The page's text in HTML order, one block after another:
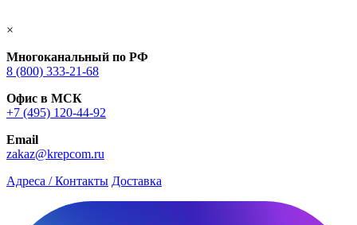
×
Многоканальный по РФ
8 (800) 333‑21-68
Офис в МСК
+7 (495) 120-44-92
Email
zakaz@krepcom.ru
Адреса / Контакты Доставка